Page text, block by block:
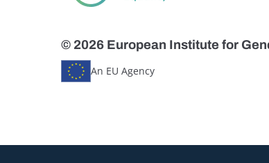
© 2026 European Institute for
An EU Agency